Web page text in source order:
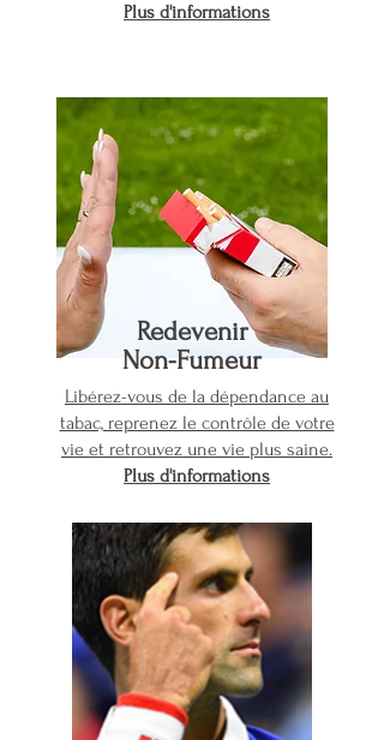
Plus d'informations
Redevenir
Non-Fumeur
Libérez-vous de la dépendance au
tabac, reprenez le contrôle de votre
vie et retrouvez une vie plus saine.
Plus d'informations